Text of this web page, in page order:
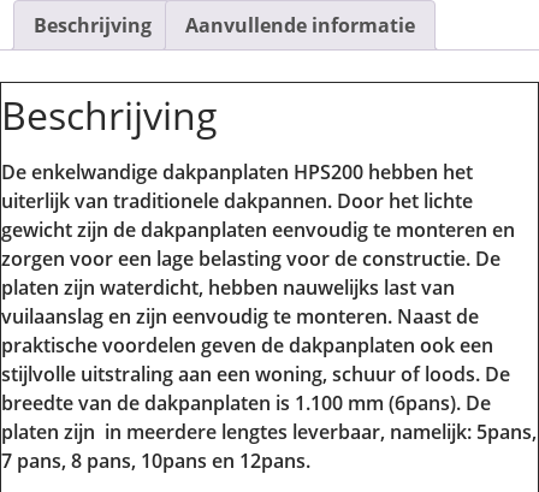
Beschrijving
Aanvullende informatie
Beschrijving
De enkelwandige dakpanplaten HPS200 hebben het
uiterlijk van traditionele dakpannen. Door het lichte
gewicht zijn de dakpanplaten eenvoudig te monteren en
zorgen voor een lage belasting voor de constructie. De
platen zijn waterdicht, hebben nauwelijks last van
vuilaanslag en zijn eenvoudig te monteren. Naast de
praktische voordelen geven de dakpanplaten ook een
stijlvolle uitstraling aan een woning, schuur of loods. De
breedte van de dakpanplaten is 1.100 mm (6pans). De
platen zijn in meerdere lengtes leverbaar, namelijk: 5pans,
7 pans, 8 pans, 10pans en 12pans.